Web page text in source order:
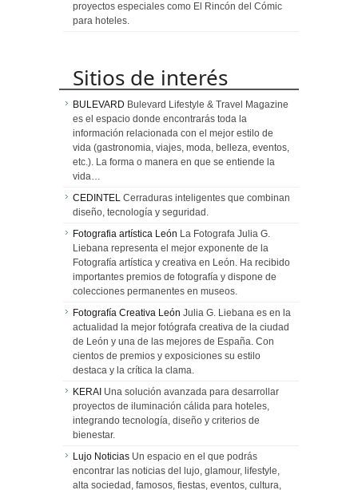
proyectos especiales como El Rincón del Cómic
para hoteles.
Sitios de interés
BULEVARD Bulevard Lifestyle & Travel Magazine
es el espacio donde encontrarás toda la
información relacionada con el mejor estilo de
vida (gastronomia, viajes, moda, belleza, eventos,
etc.). La forma o manera en que se entiende la
vida…
CEDINTEL Cerraduras inteligentes que combinan
diseño, tecnología y seguridad.
Fotografia artística León La Fotografa Julia G.
Liebana representa el mejor exponente de la
Fotografía artística y creativa en León. Ha recibido
importantes premios de fotografía y dispone de
colecciones permanentes en museos.
Fotografía Creativa León Julia G. Liebana es en la
actualidad la mejor fotógrafa creativa de la ciudad
de León y una de las mejores de España. Con
cientos de premios y exposiciones su estilo
destaca y la crítica la clama.
KERAI Una solución avanzada para desarrollar
proyectos de iluminación cálida para hoteles,
integrando tecnología, diseño y criterios de
bienestar.
Lujo Noticias Un espacio en el que podrás
encontrar las noticias del lujo, glamour, lifestyle,
alta sociedad, famosos, fiestas, eventos, cultura,